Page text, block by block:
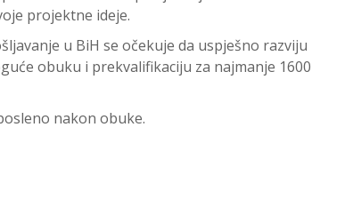
projektne ideje.
u BiH se očekuje da uspješno razviju
obuku i prekvalifikaciju za najmanje 1600
nakon obuke.